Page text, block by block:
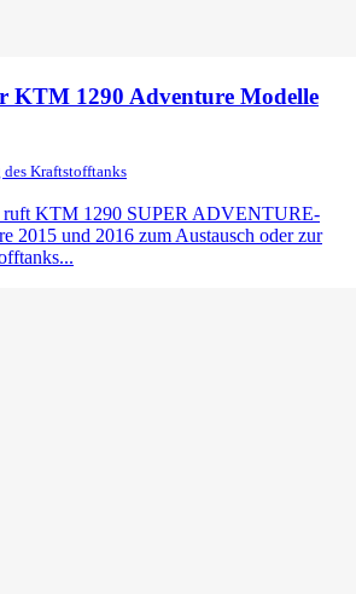
KTM 1290 Adventure Modelle
des Kraftstofftanks
KTM 1290 SUPER ADVENTURE-
2015 und 2016 zum Austausch oder zur